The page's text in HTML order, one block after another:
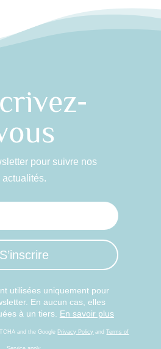
pour suivre nos
actualités.
S’inscrire
utilisées uniquement pour
En aucun cas, elles
à un tiers. En savoir plus
and the Google Privacy Policy andTerms of